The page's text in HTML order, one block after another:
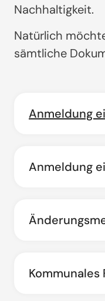
Nachhaltigkeit.
Natürlich
sämtliche
Anmeldung
Anmeldung